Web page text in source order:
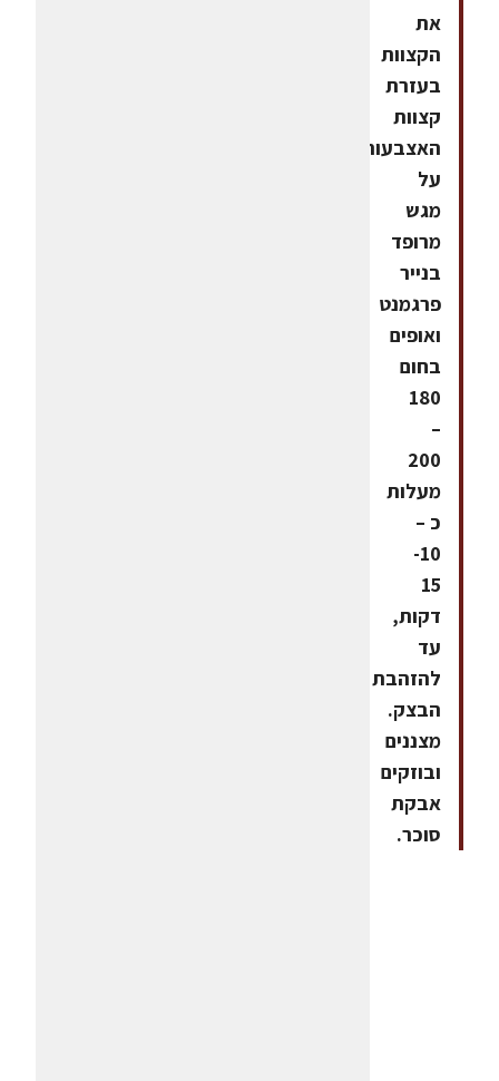
את
הקצוות
בעזרת
קצוות
האצבעות.עורכים
על
מגש
מרופד
בנייר
פרגמנט
ואופים
בחום
180
–
200
מעלות
כ –
10-
15
דקות,
עד
להזהבת
הבצק.
מצננים
ובוזקים
אבקת
סוכר.